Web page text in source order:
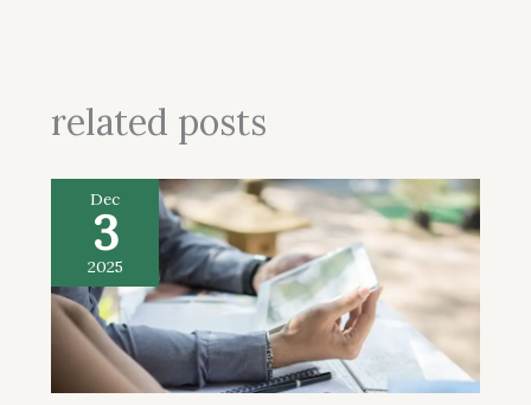
related posts
Dec
3
2025